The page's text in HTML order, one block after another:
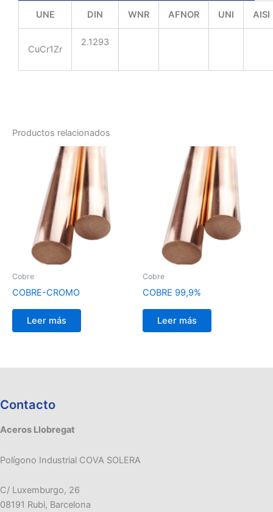
UNE DIN WNR AFNOR UNI AISI
CuCr1Zr
2.1293
Productos relacionados
Cobre
COBRE-CROMO
Leer más
Cobre
COBRE 99,9%
Leer más
Contacto
Aceros Llobregat
Polígono Industrial COVA SOLERA
C/ Luxemburgo, 26
08191 Rubi, Barcelona